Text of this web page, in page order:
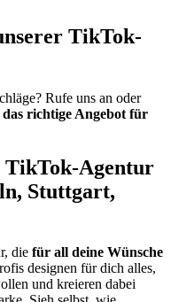
TikTok-
Rufe uns an oder
richtige Angebot für
TikTok-Agentur
Stuttgart,
die für all deine Wünsche
designen für dich alles,
und kreieren dabei